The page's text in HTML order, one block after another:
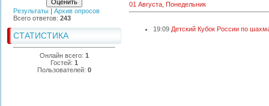
Результаты | Архив опросов
Всего ответов: 243
СТАТИСТИКА
Онлайн всего: 1
Гостей: 1
Пользователей: 0
01 Августа, Понедельник
19:09 Детский Кубок России по